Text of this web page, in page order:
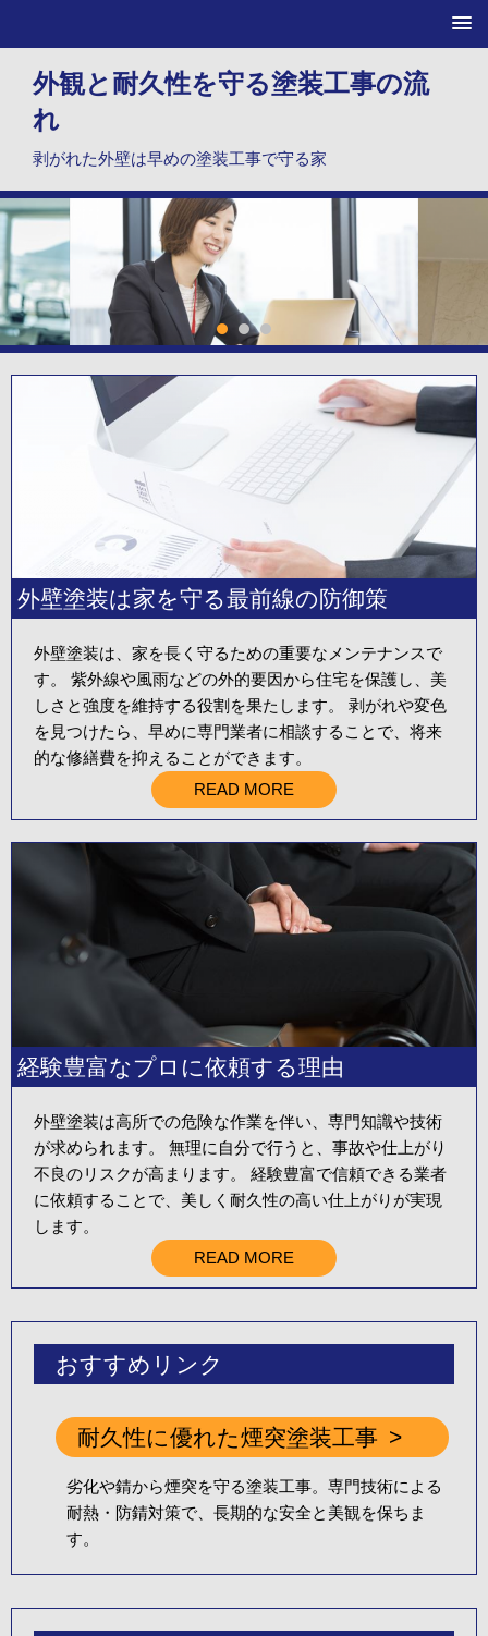
外観と耐久性を守る塗装工事の流
れ
剥がれた外壁は早めの塗装工事で守る家
外壁塗装は家を守る最前線の防御策
外壁塗装は、家を長く守るための重要なメンテナンスで
す。 紫外線や風雨などの外的要因から住宅を保護し、美
しさと強度を維持する役割を果たします。 剥がれや変色
を見つけたら、早めに専門業者に相談することで、将来
的な修繕費を抑えることができます。
READ MORE
経験豊富なプロに依頼する理由
外壁塗装は高所での危険な作業を伴い、専門知識や技術
が求められます。 無理に自分で行うと、事故や仕上がり
不良のリスクが高まります。 経験豊富で信頼できる業者
に依頼することで、美しく耐久性の高い仕上がりが実現
します。
READ MORE
おすすめリンク
耐久性に優れた煙突塗装工事
劣化や錆から煙突を守る塗装工事。専門技術による
耐熱・防錆対策で、長期的な安全と美観を保ちま
す。